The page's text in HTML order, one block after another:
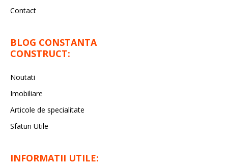
Contact
BLOG CONSTANTA
CONSTRUCT:
Noutati
Imobiliare
Articole de specialitate
Sfaturi Utile
INFORMATII UTILE: